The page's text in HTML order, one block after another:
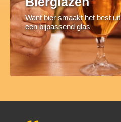
Want bier smaakt het best uit
een bijpassend glas